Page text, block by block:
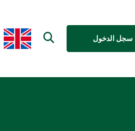
سجل الدخول